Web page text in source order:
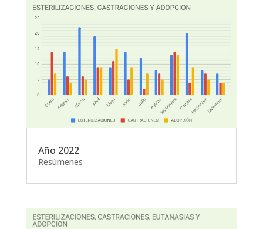
Año 2022
Resúmenes